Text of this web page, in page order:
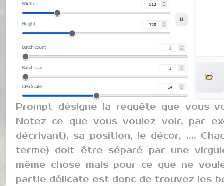
Prompt désigne la requête que vous
Notez ce que vous voulez voir, par
décrivant), sa position, le décor, ....
terme) doit être séparé par une
même chose mais pour ce que ne
partie délicate est donc de trouvez les